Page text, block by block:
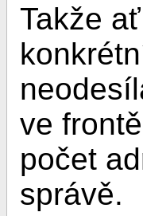
Takže
ve
počet
správě.